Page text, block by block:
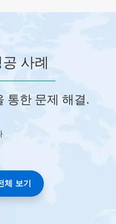
사례
통한 문제 해결.
체 보기